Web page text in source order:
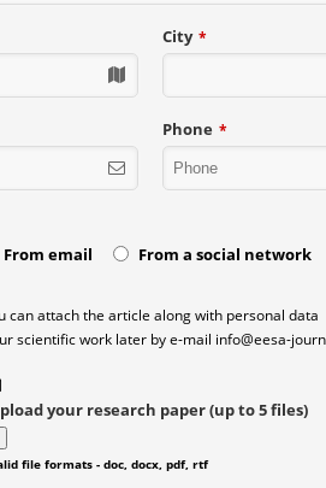
City *
Phone *
From email From a social network
can attach the article along with personal data
scientific work later by e-mail info@eesa-
your research paper (up to 5 files)
file formats - doc, docx, pdf, rtf